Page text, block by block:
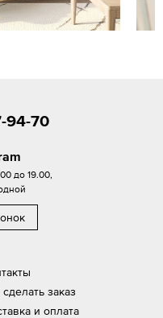
сделать заказ
и оплата
94-70
до 19.00,